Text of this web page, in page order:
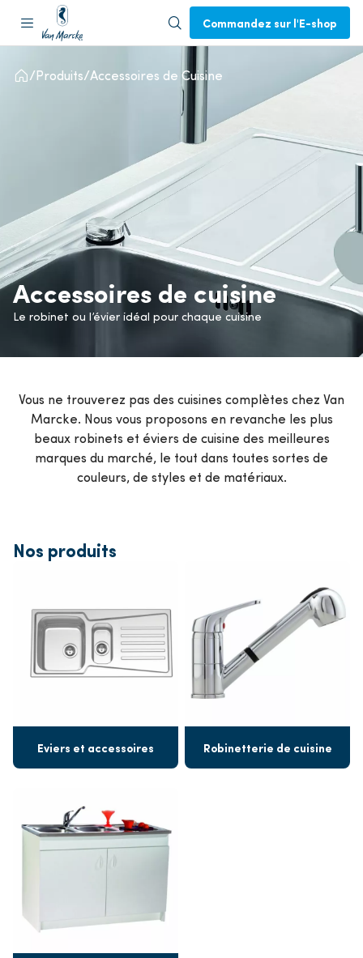
Commandez sur l'E-shop
Produits Accessoires de Cuisine
Accessoires de cuisine
Le robinet ou l’évier idéal pour chaque cuisine
Vous ne trouverez pas des cuisines complètes chez Van
Marcke. Nous vous proposons en revanche les plus
beaux robinets et éviers de cuisine des meilleures
marques du marché, le tout dans toutes sortes de
couleurs, de styles et de matériaux.
Nos produits
Eviers et accessoires Robinetterie de cuisine